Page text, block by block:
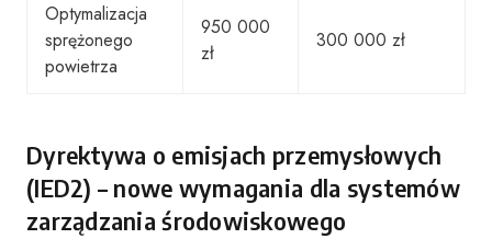
Optymalizacja
sprężonego
powietrza
950 000
zł
300 000 zł
Dyrektywa o emisjach przemysłowych
(IED2) – nowe wymagania dla systemów
zarządzania środowiskowego